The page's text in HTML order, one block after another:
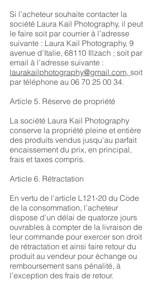
Si l’acheteur souhaite contacter la
société Laura Kail Photography, il peut
le faire soit par courrier à l’adresse
suivante : Laura Kail Photography, 9
avenue d’Italie, 68110 Illzach ; soit par
email à l’adresse suivante :
laurakailphotography@gmail.com, soit
par téléphone au 06 70 25 00 34.
Article 5. Réserve de propriété
La société Laura Kail Photography
conserve la propriété pleine et entière
des produits vendus jusqu'au parfait
encaissement du prix, en principal,
frais et taxes compris.
Article 6. Rétractation
En vertu de l’article L121-20 du Code
de la consommation, l’acheteur
dispose d'un délai de quatorze jours
ouvrables à compter de la livraison de
leur commande pour exercer son droit
de rétractation et ainsi faire retour du
produit au vendeur pour échange ou
remboursement sans pénalité, à
l’exception des frais de retour.